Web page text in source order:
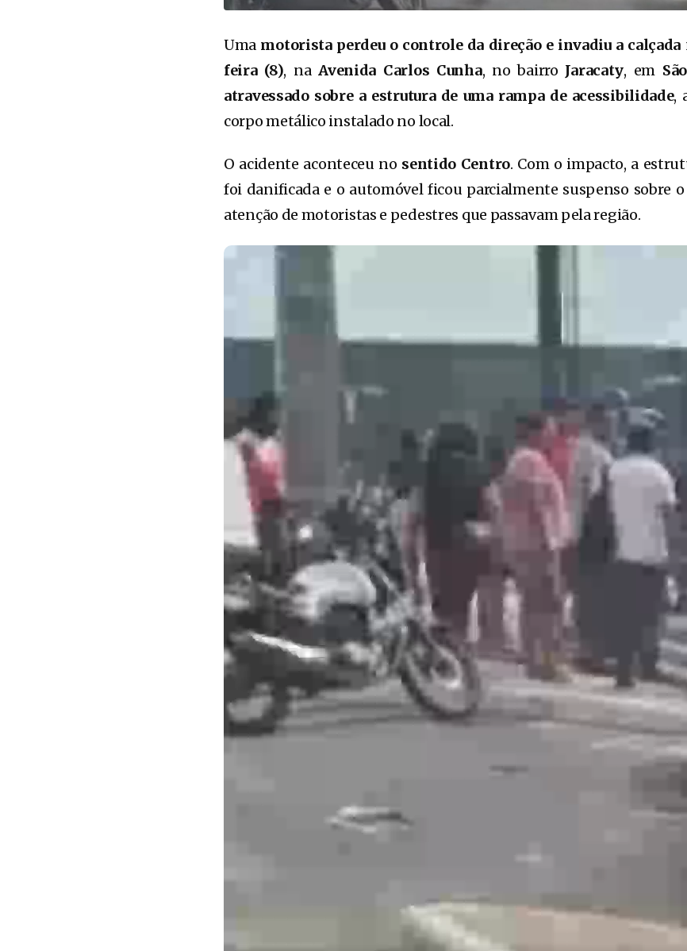
Uma motorista perdeu o controle da direção e invadiu a calçada
feira (8), naAvenida Carlos Cunha, no bairro Jaracaty, em
atravessado sobre a estrutura de uma rampa de acessibilidade,
corpo metálico instalado no local.
O acidente aconteceu no sentido Centro. Com o impacto, a
foi danificada e o automóvel ficou parcialmente suspenso sobre
atenção de motoristas e pedestres que passavam pela região.